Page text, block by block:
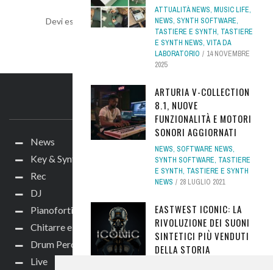
Devi essereconnesso per inviare un commento.
ATTUALITÀ NEWS, MUSIC LIFE,
NEWS, SYNTH SOFTWARE,
TASTIERE E SYNTH, TASTIERE
E SYNTH NEWS, VITA DA
LABORATORIO
14 NOVEMBRE
2025
ARTURIA V-COLLECTION
8.1, NUOVE
FUNZIONALITÀ E MOTORI
SONORI AGGIORNATI
NEWS, SOFTWARE NEWS,
SYNTH SOFTWARE, TASTIERE
E SYNTH, TASTIERE E SYNTH
NEWS
28 LUGLIO 2021
EASTWEST ICONIC: LA
RIVOLUZIONE DEI SUONI
SINTETICI PIÙ VENDUTI
DELLA STORIA
IL SITO
News
Key & Synth
Rec
DJ
Pianoforti e Arranger
Chitarre e bassi
Drum Perc
Live